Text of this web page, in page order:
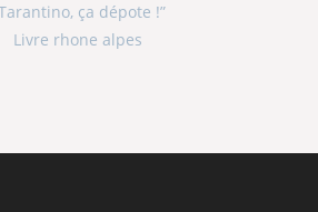
ça dépote !”